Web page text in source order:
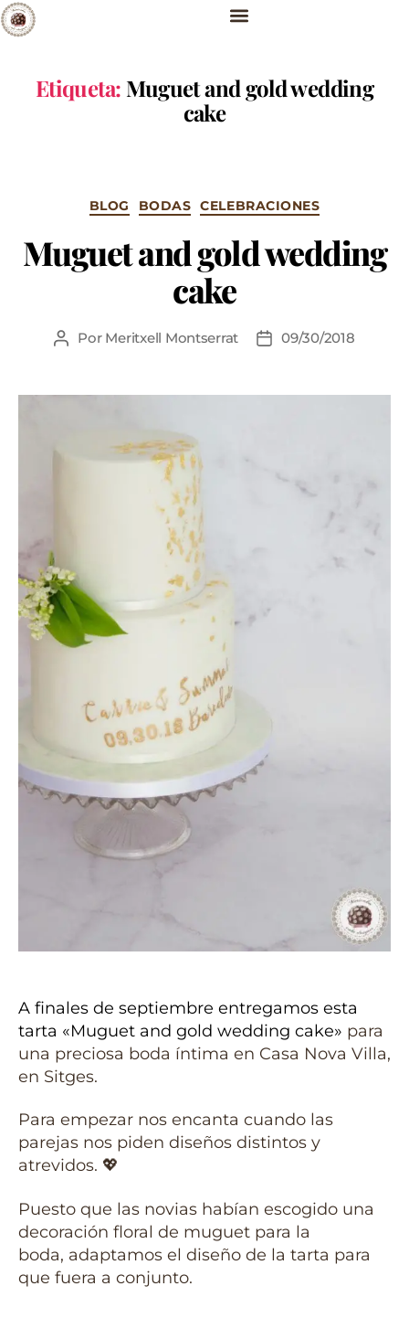
Etiqueta: Muguet and gold wedding
cake
BLOG BODAS CELEBRACIONES
Muguet and gold wedding
cake
Por Meritxell Montserrat 09/30/2018
A finales de septiembre entregamos esta
tarta «Muguet and gold wedding cake» para
una preciosa boda íntima en Casa Nova Villa,
en Sitges.
Para empezar nos encanta cuando las
parejas nos piden diseños distintos y
atrevidos. 💖
Puesto que las novias habían escogido una
decoración floral de muguet para la
boda, adaptamos el diseño de la tarta para
que fuera a conjunto.